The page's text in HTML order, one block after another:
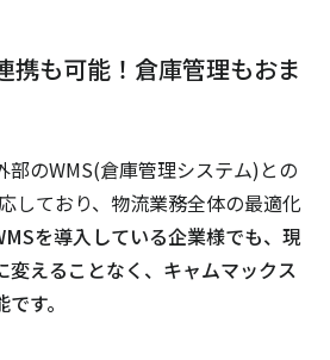
携も可能！倉庫管理もおま
部のWMS(倉庫管理システム)との
しており、物流業務全体の最適化
を導入している企業様でも、現
変えることなく、キャムマックス
す。